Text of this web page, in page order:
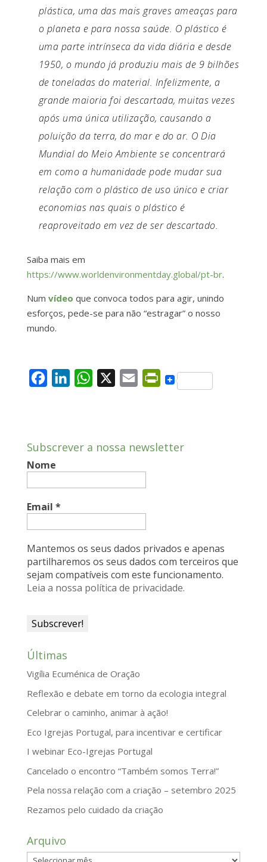
plástica, uma das mais graves ameaças para
o planeta e para nossa saúde. O plástico é
uma parte intrínseca da vida diária e desde
1950, o mundo já produziu mais de 9 bilhões
de toneladas do material. Infelizmente, a
grande maioria foi descartada, muitas vezes
após uma única utilização, causando a
poluição da terra, do mar e do ar. O Dia
Mundial do Meio Ambiente se concentrará
em como a humanidade pode mudar sua
relação com o plástico de uso único e criar
economias nas quais o plástico é
reaproveitado em vez de ser descartado.
Saiba mais em
https://www.worldenvironmentday.global/pt-br.
Num vídeo que convoca todos para agir, unindo
esforços, pede-se para não “estragar” o nosso
mundo.
b
o
o
k
e
I
W
s
p
l
P
t
d
l
y
Subscrever a nossa newsletter
Nome
Email *
Mantemos os seus dados privados e apenas
partilharemos os seus dados com terceiros que
sejam compatíveis com este funcionamento.
Leia a nossa política de privacidade.
Últimas
Vigília Ecuménica de Oração
Reflexão e debate em torno da ecologia integral
Celebrar o caminho, animar à ação!
Eco Igrejas Portugal, para incentivar e certificar
I webinar Eco-Igrejas Portugal
Cancelado o encontro “Também somos Terra!”
Pela nossa relação com a criação – setembro 2025
Rezamos pelo cuidado da criação
Arquivo
Arquivo